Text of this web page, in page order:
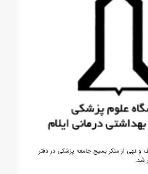
و نهی از منکر بسیج جامعه پزشکی در دفتر
شد.